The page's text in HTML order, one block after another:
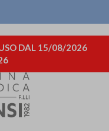
DAL 15/08/2026